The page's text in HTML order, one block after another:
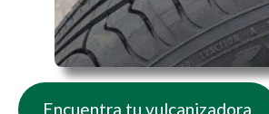
Encuentra tu vulcanizadora